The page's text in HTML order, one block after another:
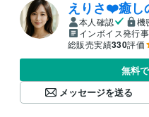
えりさ❤️癒し
本人確認
機
インボイス発行
総販売実績330評価
無料
メッセージを送る